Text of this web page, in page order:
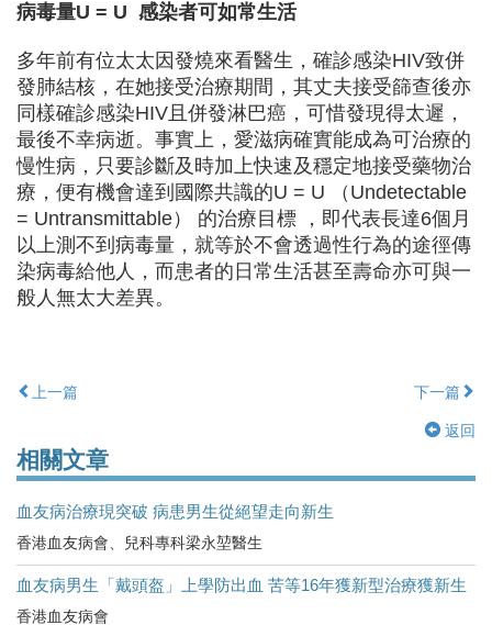
病毒量U = U 感染者可如常生活
多年前有位太太因發燒來看醫生，確診感染HIV致併
發肺結核，在她接受治療期間，其丈夫接受篩查後亦
同樣確診感染HIV且併發淋巴癌，可惜發現得太遲，
最後不幸病逝。事實上，愛滋病確實能成為可治療的
慢性病，只要診斷及時加上快速及穩定地接受藥物治
療，便有機會達到國際共識的U = U （Undetectable
= Untransmittable） 的治療目標 ，即代表長達6個月
以上測不到病毒量，就等於不會透過性行為的途徑傳
染病毒給他人，而患者的日常生活甚至壽命亦可與一
般人無太大差異。
上一篇 下一篇
返回
相關文章
血友病治療現突破 病患男生從絕望走向新生
香港血友病會、兒科專科梁永堃醫生
血友病男生「戴頭盔」上學防出血 苦等16年獲新型治療獲新生
香港血友病會